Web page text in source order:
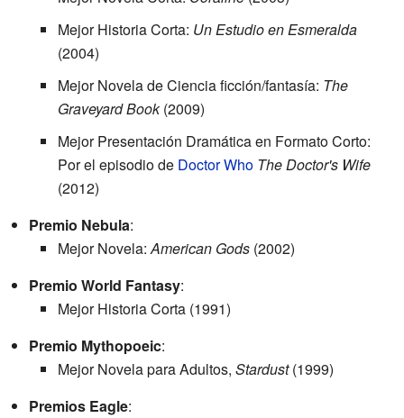
Mejor Historia Corta: Un Estudio en Esmeralda
(2004)
Mejor Novela de Ciencia ficción/fantasía: The
Graveyard Book(2009)
Mejor Presentación Dramática en Formato Corto:
Por el episodio de Doctor Who The Doctor's Wife
(2012)
Premio Nebula:
Mejor Novela:American Gods (2002)
Premio World Fantasy:
Mejor Historia Corta (1991)
Premio Mythopoeic:
Mejor Novela para Adultos, Stardust(1999)
Premios Eagle: